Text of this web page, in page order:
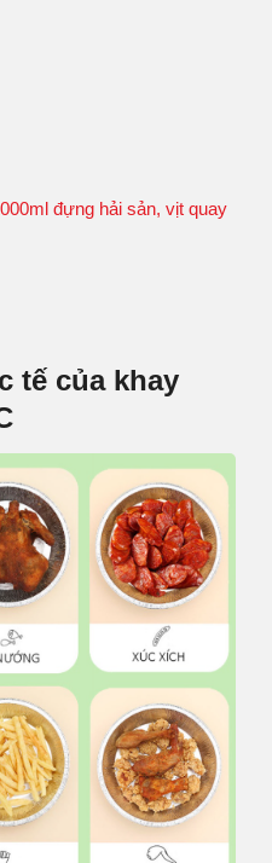
đựng hải sản, vịt quay
tế của khay